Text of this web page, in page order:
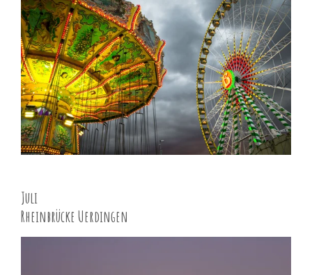
Juli
Rheinbrücke Uerdingen